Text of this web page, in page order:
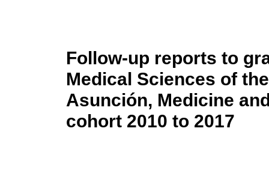
Follow-up reports to
Medical Sciences of
Asunción, Medicine
cohort 2010 to 2017